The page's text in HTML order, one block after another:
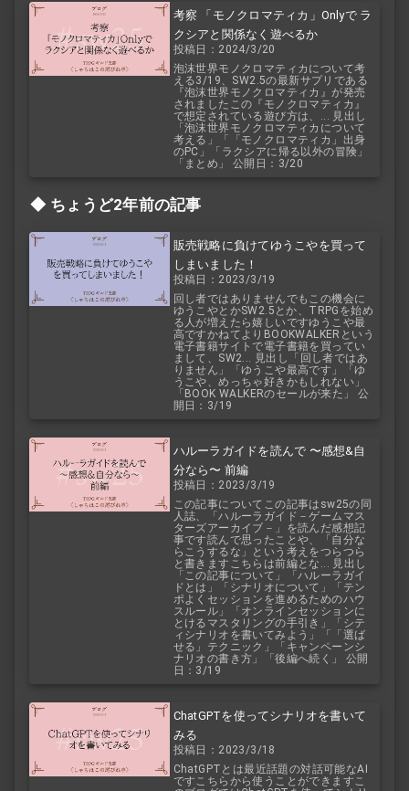
考察 「モノクロマティカ」Onlyで ラ
クシアと関係なく遊べるか
投稿日：2024/3/20
泡沫世界モノクロマティカについて考
える3/19、SW2.5の最新サプリである
『泡沫世界モノクロマティカ』が発売
されましたこの『モノクロマティカ』
で想定されている遊び方は、... 見出し
「泡沫世界モノクロマティカについて
考える」「「モノクロマティカ」出身
のPC」「ラクシアに帰る以外の冒険」
「まとめ」 公開日：3/20
ちょうど2年前の記事
販売戦略に負けてゆうこやを買って
しまいました！
投稿日：2023/3/19
回し者ではありませんでもこの機会に
ゆうこやとかSW2.5とか、TRPGを始め
る人が増えたら嬉しいですゆうこや最
高ですかねてよりBOOKWALKERという
電子書籍サイトで電子書籍を買ってい
まして、SW2... 見出し「回し者ではあ
りません」「ゆうこや最高です」「ゆ
うこや、めっちゃ好きかもしれない」
「BOOK WALKERのセールが来た」 公
開日：3/19
ハルーラガイドを読んで 〜感想&自
分なら〜 前編
投稿日：2023/3/19
この記事についてこの記事はsw25の同
人誌、「ハルーラガイド－ゲームマス
ターズアーカイブ－」を読んだ感想記
事です読んで思ったことや、「自分な
らこうするな」という考えをつらつら
と書きますこちらは前編とな... 見出し
「この記事について」「ハルーラガイ
ドとは」「シナリオについて」「テン
ポよくセッションを進めるためのハウ
スルール」「オンラインセッションに
とけるマスタリングの手引き」「シテ
ィシナリオを書いてみよう」「「選ば
せる」テクニック」「キャンペーンシ
ナリオの書き方」「後編へ続く」 公開
日：3/19
ChatGPTを使ってシナリオを書いて
みる
投稿日：2023/3/18
ChatGPTとは最近話題の対話可能なAI
ですこちらから使うことができますこ